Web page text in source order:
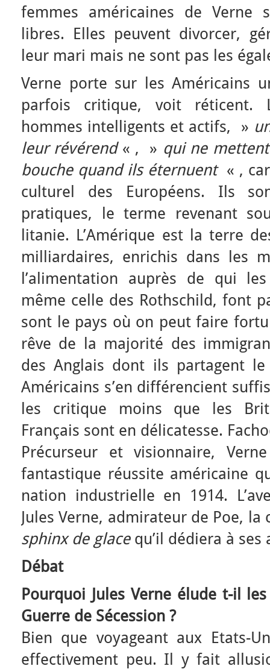
femmes américaines de Verne
libres. Elles peuvent divorcer,
leur mari mais ne sont pas les
Verne porte sur les Américains
parfois critique, voit réticent.
hommes intelligents et actifs, »
leur révérend« , » qui ne
bouche quand ils éternuent « ,
culturel des Européens. Ils
pratiques, le terme revenant
litanie. L’Amérique est la terre
milliardaires, enrichis dans les
l’alimentation auprès de qui
même celle des Rothschild, font
sont le pays où on peut faire
rêve de la majorité des
des Anglais dont ils partagent
Américains s’en différencient
les critique moins que les
Français sont en délicatesse.
Précurseur et visionnaire,
fantastique réussite américaine
nation industrielle en 1914.
Jules Verne, admirateur de Poe,
sphinx de glacequ’il dédiera à ses
Débat
Pourquoi Jules Verne élude t-il
Guerre de Sécession ?
Bien que voyageant aux Etats-
effectivement peu. Il y fait